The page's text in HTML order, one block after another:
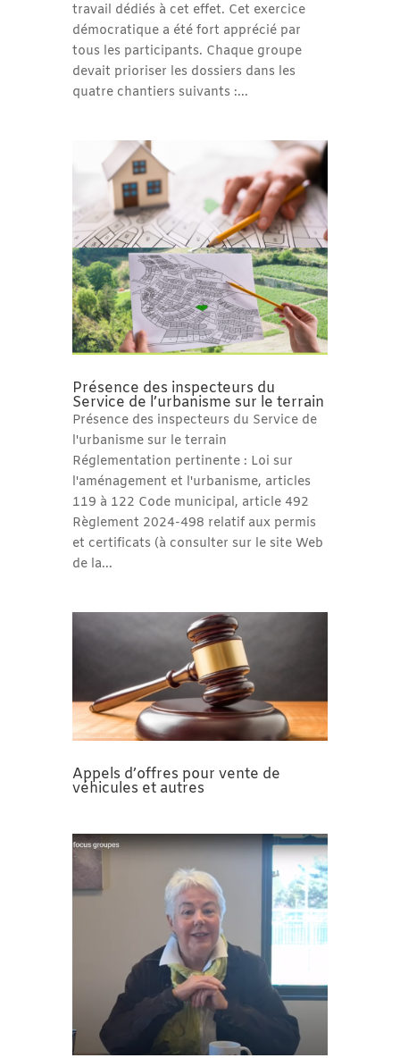
travail dédiés à cet effet. Cet exercice
démocratique a été fort apprécié par
tous les participants. Chaque groupe
devait prioriser les dossiers dans les
quatre chantiers suivants :...
Présence des inspecteurs du
Service de l’urbanisme sur le terrain
Présence des inspecteurs du Service de
l'urbanisme sur le terrain
Réglementation pertinente : Loi sur
l'aménagement et l'urbanisme, articles
119 à 122 Code municipal, article 492
Règlement 2024-498 relatif aux permis
et certificats (à consulter sur le site Web
de la...
Appels d’offres pour vente de
véhicules et autres